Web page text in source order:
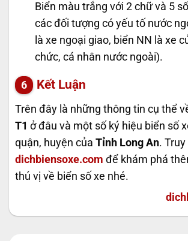
Biển màu trắng với 2 chữ và 5
các đối tượng có yếu tố nước
là xe ngoại giao, biển NN là xe
chức, cá nhân nước ngoài).
Kết Luận
Trên đây là những thông tin cụ thể
T1 ở đâu và một số ký hiệu biển số
quận, huyện của Tỉnh Long An.
dichbiensoxe.com để khám phá
thú vị về biển số xe nhé.